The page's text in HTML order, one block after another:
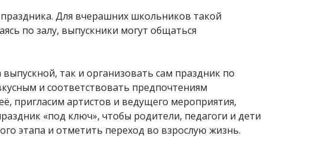
Для вчерашних школьников такой
по залу, выпускники могут общаться
так и организовать сам праздник по
и соответствовать предпочтениям
пригласим артистов и ведущего мероприятия,
«под ключ», чтобы родители, педагоги и дети
этапа и отметить переход во взрослую жизнь.